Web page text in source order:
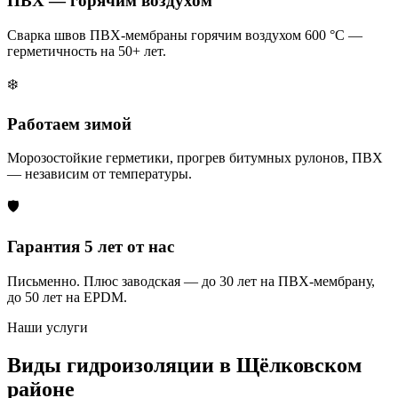
Сварка швов ПВХ-мембраны горячим воздухом 600 °C —
герметичность на 50+ лет.
❄️
Работаем зимой
Морозостойкие герметики, прогрев битумных рулонов, ПВХ
— независим от температуры.
🛡️
Гарантия 5 лет от нас
Письменно. Плюс заводская — до 30 лет на ПВХ-мембрану,
до 50 лет на EPDM.
Наши услуги
Виды гидроизоляции в Щёлковском
районе